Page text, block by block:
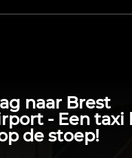
naar Brest
- Een taxi
de stoep!